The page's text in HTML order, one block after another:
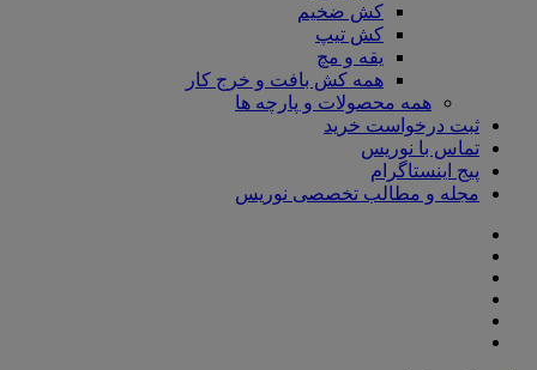
کش ضخیم
کش تیپ
یقه و مچ
همه کش بافت و خرج کار
همه محصولات و پارچه ها
ثبت درخواست خرید
تماس با نوریس
پیج اینستاگرام
مجله و مطالب تخصصی نوریس